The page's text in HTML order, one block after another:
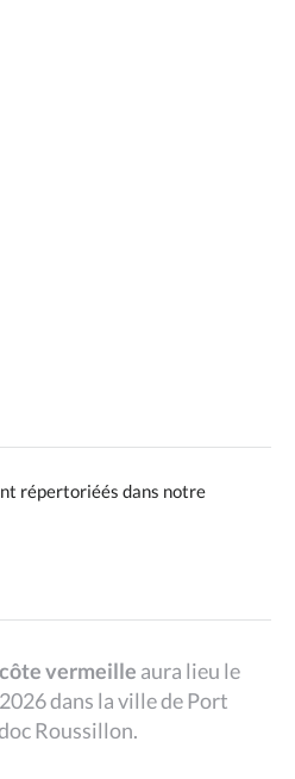
répertoriéés dans notre
vermeille aura lieu le
dans la ville de Port
Roussillon.